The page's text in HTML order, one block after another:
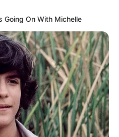
Going On With Michelle